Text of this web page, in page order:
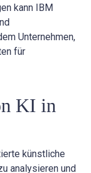
kann IBM
Unternehmen,
für
KI in
künstliche
analysieren und